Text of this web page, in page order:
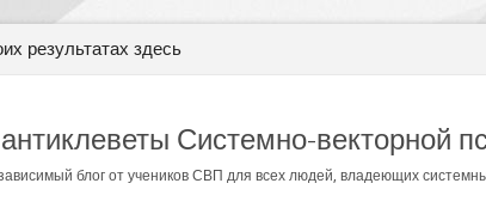
результатах здесь
Системно-векторной
блог от учеников СВП для всех людей, владеющих